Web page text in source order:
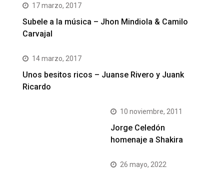
17 marzo, 2017
Subele a la música – Jhon Mindiola & Camilo
Carvajal
14 marzo, 2017
Unos besitos ricos – Juanse Rivero y Juank
Ricardo
10 noviembre, 2011
Jorge Celedón
homenaje a Shakira
26 mayo, 2022